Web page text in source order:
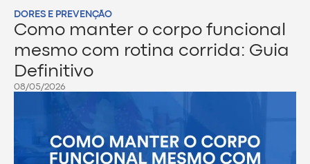
DORES E PREVENÇÃO
Como manter o corpo funcional
mesmo com rotina corrida: Guia
Definitivo
08/05/2026